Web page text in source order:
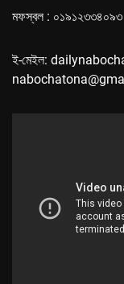
মফস্বল : ০১৯১২৩৩৪০৯৩
ই-মেইল: